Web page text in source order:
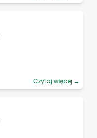
Czytaj więcej →